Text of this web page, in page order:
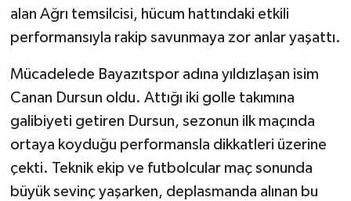
alan Ağrı temsilcisi, hücum hattındaki etkili
performansıyla rakip savunmaya zor anlar yaşattı.
Mücadelede Bayazıtspor adına yıldızlaşan isim
Canan Dursun oldu. Attığı iki golle takımına
galibiyeti getiren Dursun, sezonun ilk maçında
ortaya koyduğu performansla dikkatleri üzerine
çekti. Teknik ekip ve futbolcular maç sonunda
büyük sevinç yaşarken, deplasmanda alınan bu